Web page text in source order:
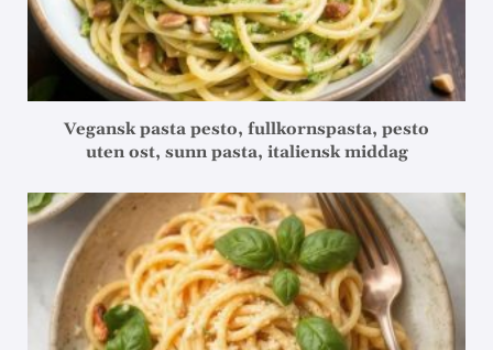
Vegansk pasta pesto, fullkornspasta, pesto
uten ost, sunn pasta, italiensk middag